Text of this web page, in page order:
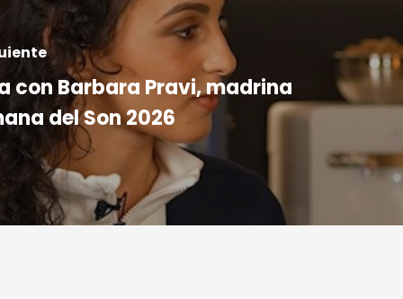
con Barbara Pravi, madrina
del Son 2026